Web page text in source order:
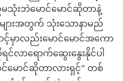
သုံးဘဲမောင်မောင်ဆိုတာနဲ့
ားအတွက် သုံးသောနာမည်
မှာလည်းမောင်မောင်အကော
လာရောက်ဆွေးနွေးနိုင်ပါ
ောင်ဆိုတာလားရှင့်” တစ်